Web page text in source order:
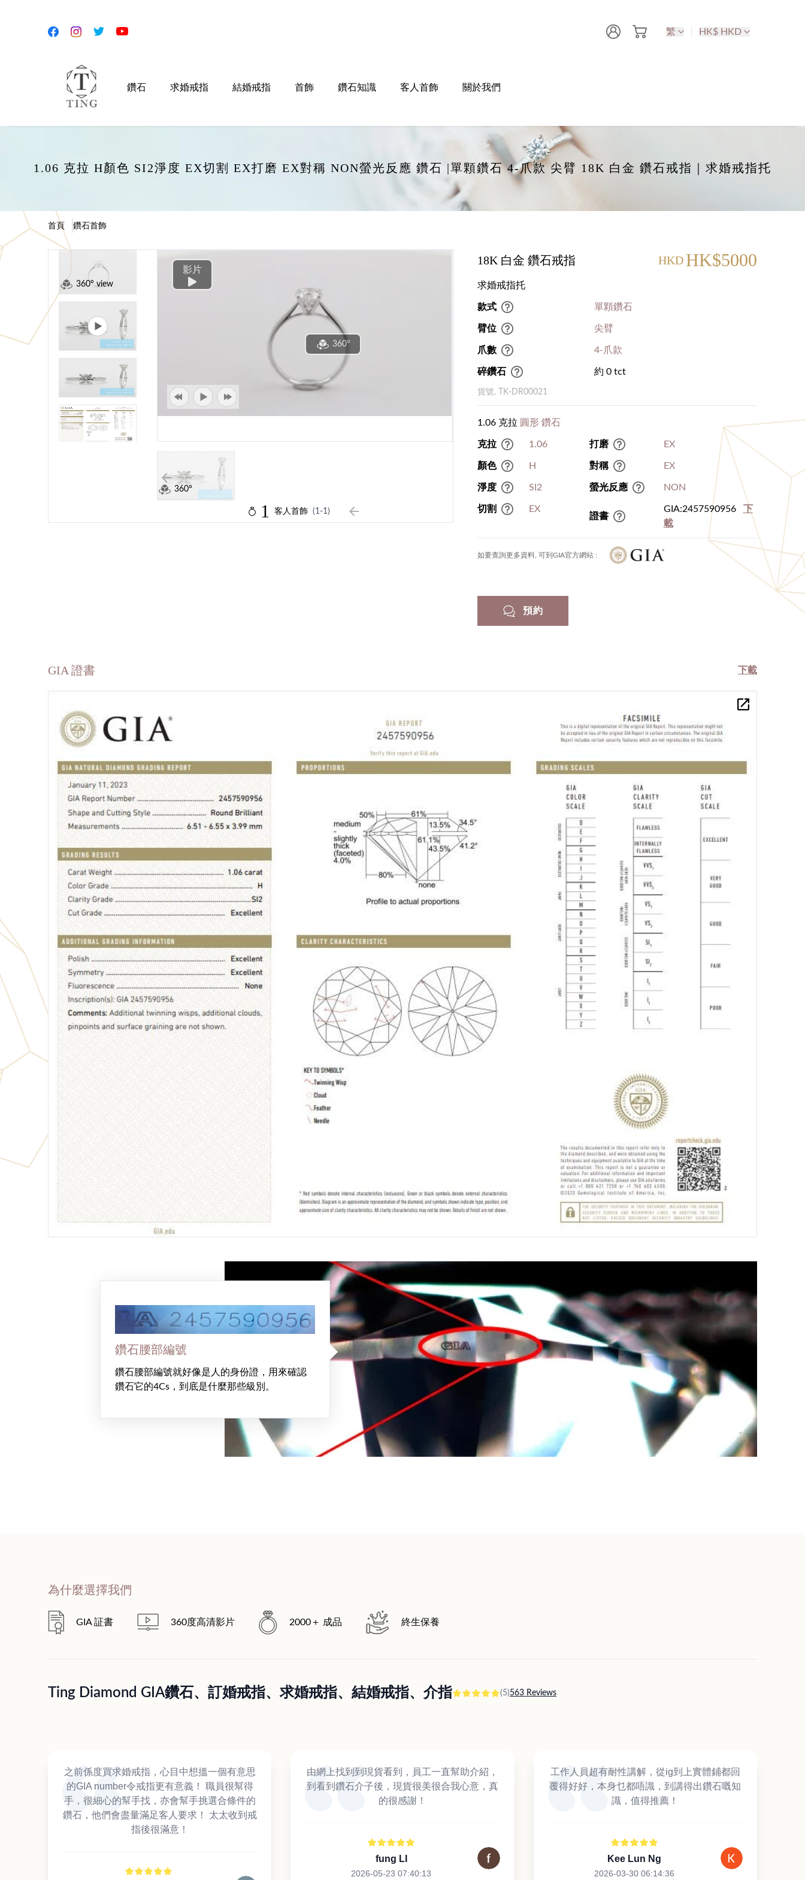
繁 HK$ HKD
鑽石 求婚戒指 結婚戒指 首飾 鑽石知識 客人首飾 關於我們
1.06 克拉 H顏色 SI2淨度 EX切割 EX打磨 EX對稱 NON螢光反應 鑽石 |單顆鑽石 4-爪款 尖臂 18K 白金 鑽石戒指｜求婚戒指托
首頁 鑽石首飾
360° view
影片
360°
360°
1 客人首飾 (1-1)
18K 白金 鑽石戒指 HKD HK$5000
求婚戒指托
款式 單顆鑽石
臂位 尖臂
爪數 4-爪款
碎鑽石 約 0 tct
貨號. TK-DR00021
1.06 克拉 圓形 鑽石
克拉 1.06
顏色 H
淨度 SI2
切割 EX
打磨 EX
對稱 EX
螢光反應 NON
證書
GIA:2457590956
下
載
如要查詢更多資料, 可到GIA官方網站 :
預約
GIA 證書 下載
鑽石腰部編號
鑽石腰部編號就好像是人的身份證，用來確認
鑽石它的4Cs，到底是什麼那些級別。
為什麼選擇我們
GIA 証書 360度高清影片 2000＋ 成品 終生保養
Ting Diamond GIA鑽石、訂婚戒指、求婚戒指、結婚戒指、介指 (5)563 Reviews
之前係度買求婚戒指，心目中想搵一個有意思
的GIA number令戒指更有意義！ 職員很幫得
手，很細心的幫手找，亦會幫手挑選合條件的
鑽石，他們會盡量滿足客人要求！ 太太收到戒
指後很滿意！
由網上找到到現貨看到，員工一直幫助介紹，
到看到鑽石介子後，現貨很美很合我心意，真
的很感謝！
fung LI
2026-05-23 07:40:13
工作人員超有耐性講解，從ig到上實體鋪都回
覆得好好，本身乜都唔識，到講得出鑽石嘅知
識，值得推薦！
Kee Lun Ng
2026-03-30 06:14:36